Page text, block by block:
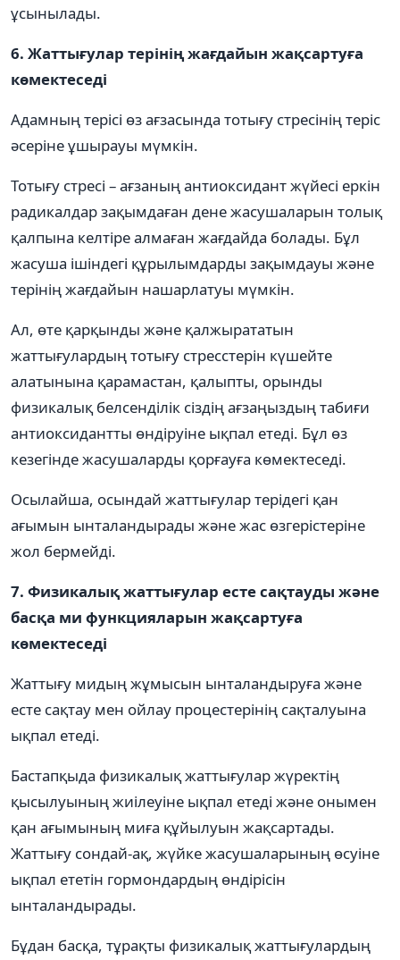
ұсынылады.
6. Жаттығулар терінің жағдайын жақсартуға
көмектеседі
Адамның терісі өз ағзасында тотығу стресінің теріс
әсеріне ұшырауы мүмкін.
Тотығу стресі – ағзаның антиоксидант жүйесі еркін
радикалдар зақымдаған дене жасушаларын толық
қалпына келтіре алмаған жағдайда болады. Бұл
жасуша ішіндегі құрылымдарды зақымдауы және
терінің жағдайын нашарлатуы мүмкін.
Ал, өте қарқынды және қалжырататын
жаттығулардың тотығу стресстерін күшейте
алатынына қарамастан, қалыпты, орынды
физикалық белсенділік сіздің ағзаңыздың табиғи
антиоксидантты өндіруіне ықпал етеді. Бұл өз
кезегінде жасушаларды қорғауға көмектеседі.
Осылайша, осындай жаттығулар терідегі қан
ағымын ынталандырады және жас өзгерістеріне
жол бермейді.
7. Физикалық жаттығулар есте сақтауды және
басқа ми функцияларын жақсартуға
көмектеседі
Жаттығу мидың жұмысын ынталандыруға және
есте сақтау мен ойлау процестерінің сақталуына
ықпал етеді.
Бастапқыда физикалық жаттығулар жүректің
қысылуының жиілеуіне ықпал етеді және онымен
қан ағымының миға құйылуын жақсартады.
Жаттығу сондай-ақ, жүйке жасушаларының өсуіне
ықпал ететін гормондардың өндірісін
ынталандырады.
Бұдан басқа, тұрақты физикалық жаттығулардың